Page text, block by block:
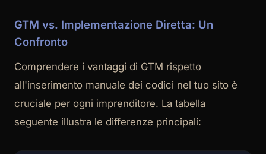
GTM vs. Implementazione Diretta: Un
Confronto
Comprendere i vantaggi di GTM rispetto
all'inserimento manuale dei codici nel tuo sito è
cruciale per ogni imprenditore. La tabella
seguente illustra le differenze principali: